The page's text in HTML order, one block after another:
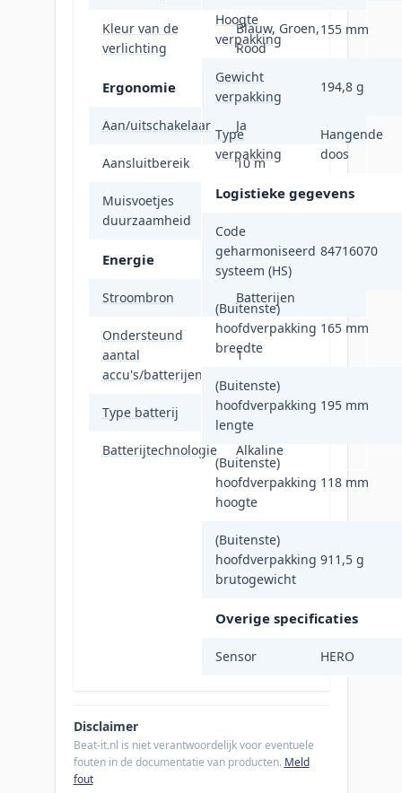
Kleur van de
verlichting
Blauw, Groen,
Rood
Ergonomie
Aan/uitschakelaar Ja
Aansluitbereik 10 m
Muisvoetjes
duurzaamheid
Energie
Stroombron Batterijen
Ondersteund
aantal
accu's/batterijen
1
Type batterij AA
Batterijtechnologie Alkaline
Hoogte
verpakking
155 mm
Gewicht
verpakking
194,8 g
Type
verpakking
Hangende
doos
Logistieke gegevens
Code
geharmoniseerd
systeem (HS)
84716070
(Buitenste)
hoofdverpakking
breedte
165 mm
(Buitenste)
hoofdverpakking
lengte
195 mm
(Buitenste)
hoofdverpakking
hoogte
118 mm
(Buitenste)
hoofdverpakking
brutogewicht
911,5 g
Overige specificaties
Sensor HERO
Disclaimer
Beat-it.nl is niet verantwoordelijk voor eventuele
fouten in de documentatie van producten. Meld
fout